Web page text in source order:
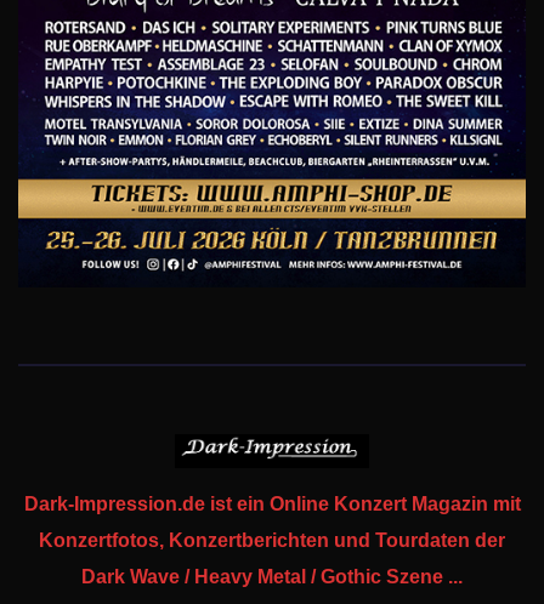
Dark-Impression.de ist ein Online Konzert Magazin mit
Konzertfotos, Konzertberichten und Tourdaten der
Dark Wave / Heavy Metal / Gothic Szene ...